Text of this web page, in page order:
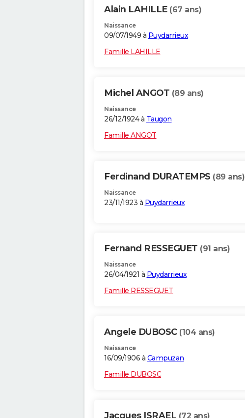
Alain LAHILLE (67 ans)
Naissance
09/07/1949 à Puydarrieux
Famille LAHILLE
Michel ANGOT (89 ans)
Naissance
26/12/1924 à Taugon
Famille ANGOT
Ferdinand DURATEMPS (89 ans)
Naissance
23/11/1923 à Puydarrieux
Fernand RESSEGUET (91 ans)
Naissance
26/04/1921 à Puydarrieux
Famille RESSEGUET
Angele DUBOSC (104 ans)
Naissance
16/09/1906 à Campuzan
Famille DUBOSC
Jacques ISRAEL (72 ans)